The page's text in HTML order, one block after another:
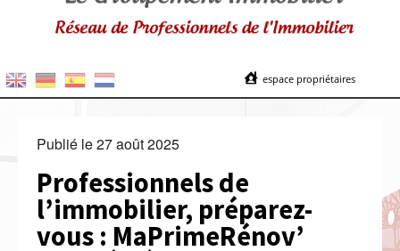
espace propriétaires
Publié le27 août 2025
Professionnels de
l’immobilier, préparez-
vous : MaPrimeRénov’